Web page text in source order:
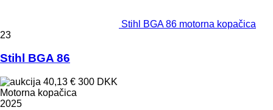
Stihl BGA 86 motorna kopačica
23
Stihl BGA 86
40,13 € 300 DKK
Motorna kopačica
2025